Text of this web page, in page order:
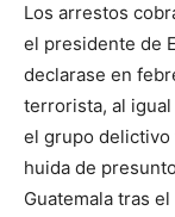
Los arrestos
el presidente de
declarase en
terrorista, al
el grupo delictivo
huida de
Guatemala tras